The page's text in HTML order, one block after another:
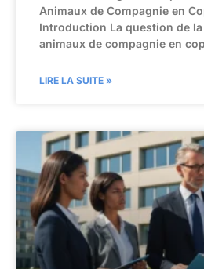
Animaux de Compagnie en
Introduction La question de
animaux de compagnie en
LIRE LA SUITE »